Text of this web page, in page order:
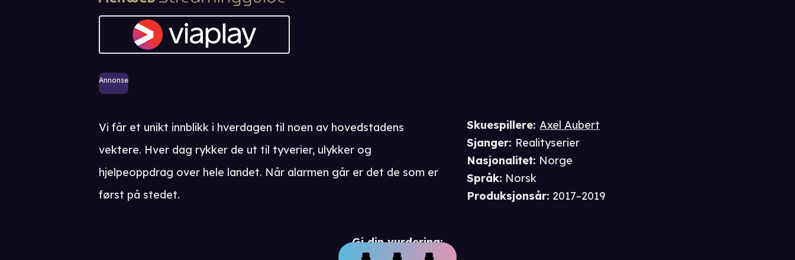
Annonse
Gi din vurdering:
Skuespillere:Axel Aubert
Sjanger: Realityserier
Nasjonalitet: Norge
Språk: Norsk
Produksjonsår: 2017–2019
Vi får et unikt innblikk i hverdagen til noen av hovedstadens
vektere. Hver dag rykker de ut til tyverier, ulykker og
hjelpeoppdrag over hele landet. Når alarmen går er det de som er
først på stedet.